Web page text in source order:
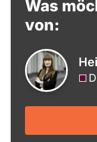
Was
von: